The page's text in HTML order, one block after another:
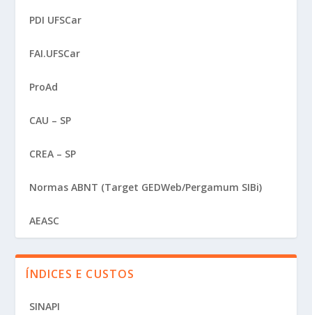
PDI UFSCar
FAI.UFSCar
ProAd
CAU – SP
CREA – SP
Normas ABNT (Target GEDWeb/Pergamum SIBi)
AEASC
ÍNDICES E CUSTOS
SINAPI